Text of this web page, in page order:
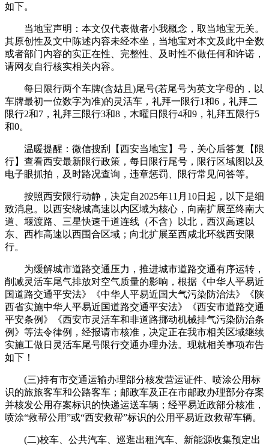
如下。
当地宝声明：本文仅代表做者小我概念，取当地宝无关。
其原创性及文中陈述内容未经本坐，当地宝对本文及此中全数
或者部门内容的实正在性、完整性、及时性不做任何和许诺，
请网友自行核实相关内容。
每日限行两个车牌(含姑且)尾号(若尾号为英文字母的，以
车牌最初一位数字为准)的灵活车，礼拜一限行1和6，礼拜二
限行2和7，礼拜三限行3和8，木曜日限行4和9，礼拜五限行5
和0。
温暖提醒：微信搜刮【西安当地宝】号，关心后答复【限
行】查看西安最新限行政策，每日限行尾号，限行区域图以及
电子眼抓拍，及时路况查询，违章惩罚、限行常见问答等。
按照西安限行动静，决定自2025年11月10日起，以下是细
致消息。以西安绕城高速以内区域为核心，向南扩展至终南大
道、堰渡路、三星快速干道连线（不含）以北，西汉高速以
东、西柞高速以西围合区域；向北扩展至西咸北环线西安限
行。
为缓解城市道路交通压力，推进城市道路交通有序运转，
削减灵活车尾气排放对空气质量的影响，根据《中华人平易近
国道路交通平安法》《中华人平易近国大气污染防治法》《陕
西省实施中华人平易近国道路交通平安法》《西安市道路交通
平安条例》《西安市灵活车和非道路挪动机械排气污染防治条
例》等法令律例，经报请市核准，决定正在我市相关区域继续
实施工做日灵活车尾号限行交通办理办法。现就相关事项布告
如下！
(三)持有市交通运输办理部分核发营运证件、喷涂公用标
识的旅旅客车和公路客车；邮政车及正在市邮政办理部分存案
并核发公用存案标识的快递运送车辆；经平易近政部分核准，
喷涂“救帮公用”或“西安救帮”标识的公用平易近政救帮车辆。
(二)校车、公共汽车、巡逛出租汽车、新能源收集预定出